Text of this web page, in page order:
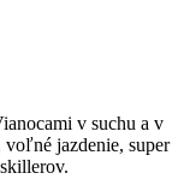
v suchu a v
jazdenie, super